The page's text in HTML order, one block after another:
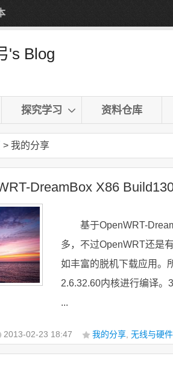
's Blog
探究学习 资料仓库
> 我的分享
DreamBox X86
基于OpenWRT-
多，不过OpenWRT还是
如丰富的脱机下载应用。
2.6.32.60内核进行编译。
...
2013-02-23 18:47 我的分享 无线与硬件